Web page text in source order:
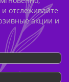
отслеживайте
акции и